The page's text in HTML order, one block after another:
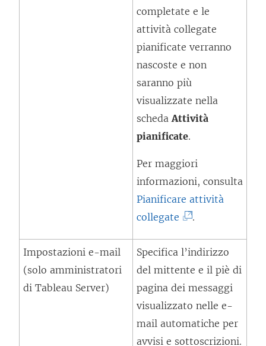
o
v
a
f
i
n
e
s
r
a
)
completate e le
attività collegate
pianificate verranno
nascoste e non
saranno più
visualizzate nella
schedaAttività
pianificate.
Per maggiori
informazioni, consulta
Pianificare attività
collegate
l
c
o
l
l
e
.
Impostazioni e-mail
(solo amministratori
di Tableau Server)
Specifica l’indirizzo
del mittente e il piè di
pagina dei messaggi
visualizzato nelle e-
mail automatiche per
avvisi e sottoscrizioni.